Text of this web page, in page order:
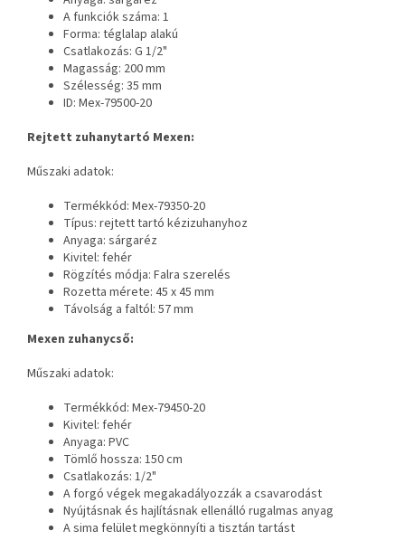
A funkciók száma: 1
Forma: téglalap alakú
Csatlakozás: G 1/2"
Magasság: 200 mm
Szélesség: 35 mm
ID: Mex-79500-20
Rejtett zuhanytartó Mexen:
Műszaki adatok:
Termékkód: Mex-79350-20
Típus: rejtett tartó kézizuhanyhoz
Anyaga: sárgaréz
Kivitel: fehér
Rögzítés módja: Falra szerelés
Rozetta mérete: 45 x 45 mm
Távolság a faltól: 57 mm
Mexen zuhanycső:
Műszaki adatok:
Termékkód: Mex-79450-20
Kivitel: fehér
Anyaga: PVC
Tömlő hossza: 150 cm
Csatlakozás: 1/2"
A forgó végek megakadályozzák a csavarodást
Nyújtásnak és hajlításnak ellenálló rugalmas anyag
A sima felület megkönnyíti a tisztán tartást